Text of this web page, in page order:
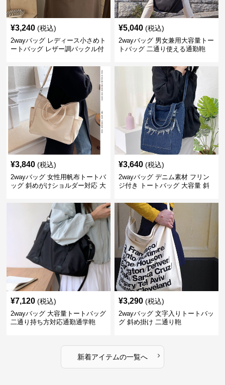
¥3,240 (税込)
2wayバッグ レディース小さめト
ートバッグ レザー調バックル付
¥5,040 (税込)
2wayバッグ 男女兼用大容量トー
トバッグ 二通り使える通勤鞄
¥3,840 (税込)
2wayバッグ 女性用帆布トートバ
ッグ 斜めがけショルダー対応 大
¥3,640 (税込)
2wayバッグ デニム素材 フリン
ジ付き トートバッグ 大容量 斜
¥7,120 (税込)
2wayバッグ 大容量トートバッグ
二通り持ち方対応通勤通学鞄
¥3,290 (税込)
2wayバッグ 文字入りトートバッ
グ 斜め掛け 二通り鞄
新着アイテムの一覧へ ›